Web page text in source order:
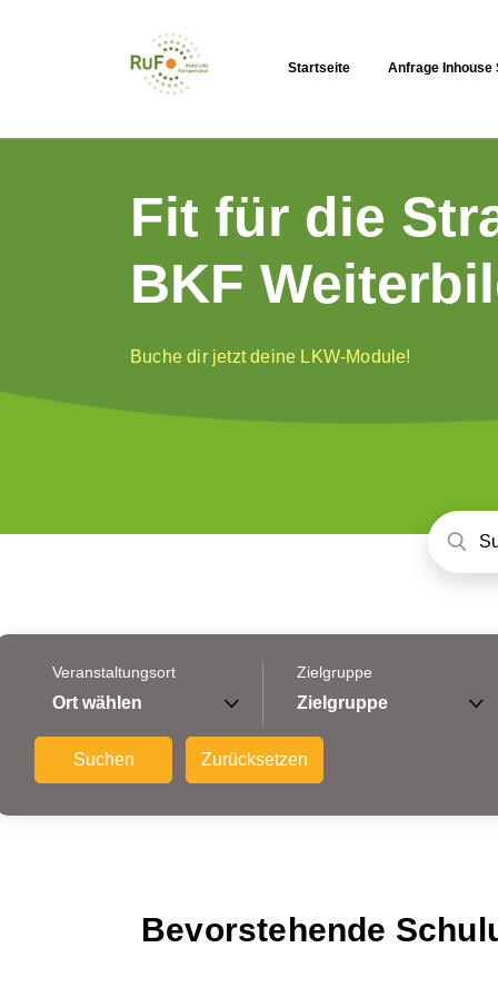
Startseite Anfrage Inhouse
Fit für die
BKF
Buche dir jetzt deine LKW-Module!
Veranstaltungsort
Ort wählen
Zielgruppe
Zielgruppe
Suchen Zurücksetzen
Bevorstehende